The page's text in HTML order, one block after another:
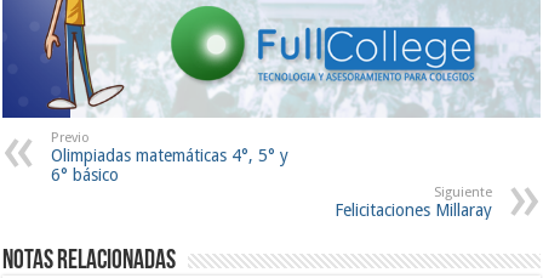
Previo
Olimpiadas matemáticas 4°, 5° y
6° básico
Siguiente
Felicitaciones Millaray
Notas Relacionadas